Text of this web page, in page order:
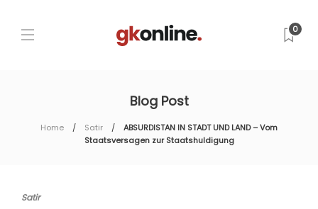
0
Blog Post
Home Satir
ABSURDISTAN IN STADT UND LAND – Vom
Staatsversagen zur Staatshuldigung
Satir